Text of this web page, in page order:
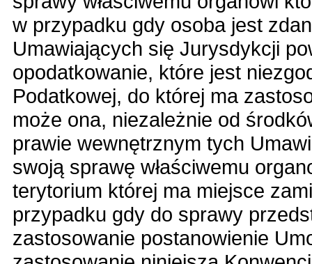
w przypadku gdy osoba jest
Umawiających się Jurysdykcji
opodatkowanie, które jest
Podatkowej, do której ma
może ona, niezależnie od
prawie wewnętrznym tych
swoją sprawę właściwemu
terytorium której ma miejsce
przypadku gdy do sprawy
zastosowanie postanowienie